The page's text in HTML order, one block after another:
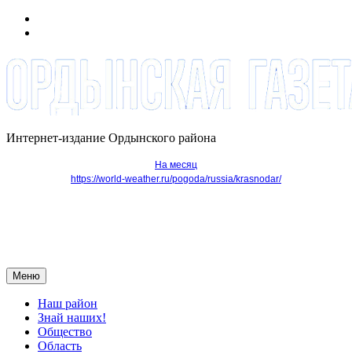
Интернет-издание Ордынского района
На месяц
https://world-weather.ru/pogoda/russia/krasnodar/
Меню
Наш район
Знай наших!
Общество
Область